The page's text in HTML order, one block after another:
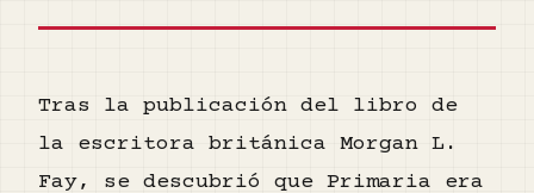
Tras la publicación del libro de
la escritora británica Morgan L.
Fay, se descubrió que Primaria era